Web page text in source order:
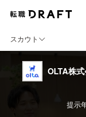
スカウト
OLTA株
提示